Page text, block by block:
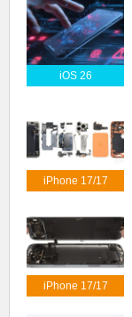
iOS 26
iPhone 17/17
iPhone 17/17